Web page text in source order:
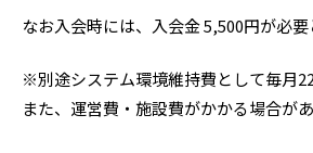
なお入会時には、入会金 5,500円が必要
※別途システム環境維持費として毎月
また、運営費・施設費がかかる場合があ